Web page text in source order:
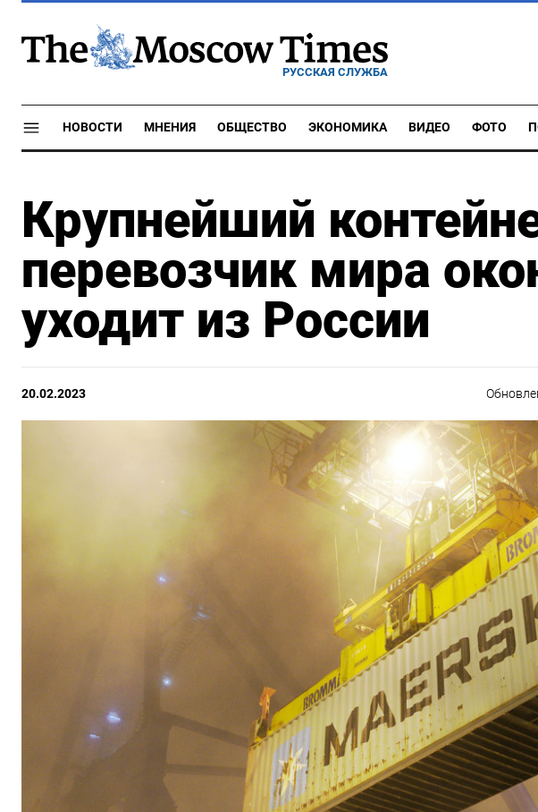
РУССКАЯ СЛУЖБА
НОВОСТИ МНЕНИЯ ОБЩЕСТВО ЭКОНОМИКА ВИДЕО ФОТО
Крупнейший
перевозчик мира
уходит из России
20.02.2023